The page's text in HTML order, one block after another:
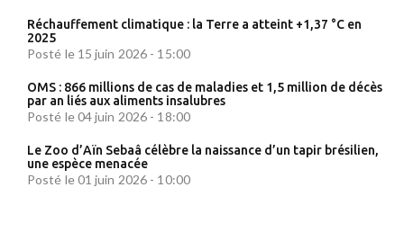
Réchauffement climatique : la Terre a atteint +1,37 °C en
2025
Posté le 15 juin 2026 - 15:00
OMS : 866 millions de cas de maladies et 1,5 million de décès
par an liés aux aliments insalubres
Posté le 04 juin 2026 - 18:00
Le Zoo d’Aïn Sebaâ célèbre la naissance d’un tapir brésilien,
une espèce menacée
Posté le 01 juin 2026 - 10:00